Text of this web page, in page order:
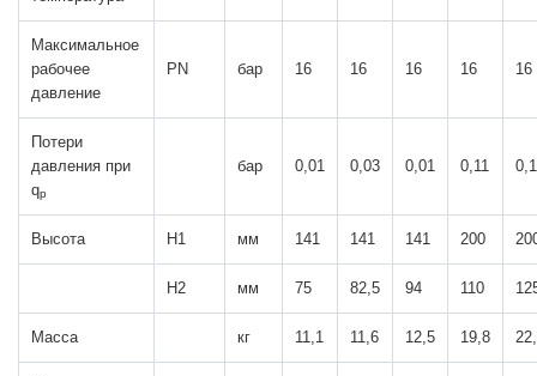
Максимальное
рабочее
давление
PN бар 16 16 16 16 16
Потери
давления при
qp
бар 0,01 0,03 0,01 0,11 0,1
Высота H1 мм 141 141 141 200
H2 мм 75 82,5 94 110
Масса кг 11,1 11,6 12,5 19,8